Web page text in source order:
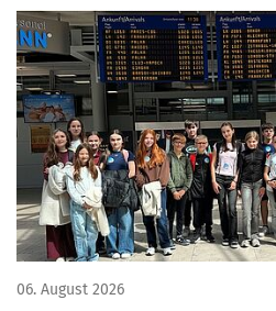
06. August 2026